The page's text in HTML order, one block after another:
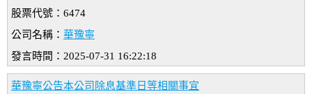
股票代號：6474
公司名稱： 華豫寧
發言時間：2025-07-31 16:22:18
華豫寧公告本公司除息基準日等相關事宜